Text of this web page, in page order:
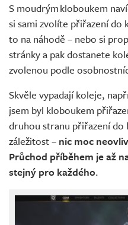
S moudrým kloboukem
si sami zvolíte přiřazení
to na náhodě – nebo si
stránky a pak dostanete
zvolenou podle
Skvěle vypadají koleje,
jsem byl kloboukem
druhou stranu přiřazení do
záležitost – nic moc
Průchod příběhem je až
stejný pro každého.